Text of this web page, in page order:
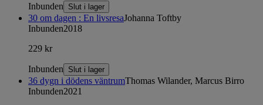
Inbunden Slut i lager
30 om dagen : En livsresaJohanna Toftby
Inbunden2018
229 kr
Inbunden Slut i lager
36 dygn i dödens väntrumThomas Wilander, Marcus Birro
Inbunden2021